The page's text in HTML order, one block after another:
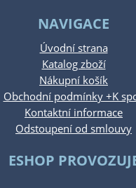
NAVIGACE
Úvodní strana
Katalog zboží
Nákupní košík
Obchodní podmínky +K
Kontaktní informace
Odstoupení od smlouvy
ESHOP